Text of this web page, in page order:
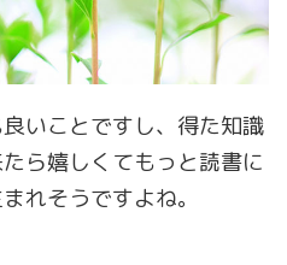
いことですし、得た知識
ら嬉しくてもっと読書に
れそうですよね。